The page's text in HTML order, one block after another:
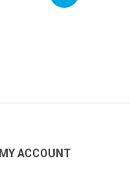
MY ACCOUNT